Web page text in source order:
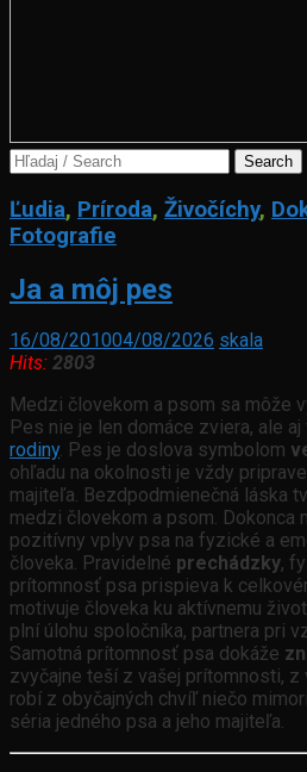
Search
Ľudia, Príroda, Živočíchy,
Fotografie
Ja a môj pes
16/08/201004/08/2026 skala
Hits: 2803
Medzi človekom a psom sa môže
Pes nie je len domáce zviera, ale
rodiny. Pes je doslova symbolom
ohľadu na okolnosti je vždy
majiteľa. Bezdpodmienečná láska
medzi človekom a psom. Dokonca
pozitívny vplyv psa na fyzické a
človeka. Pravidelné prechádzky,
prítomnosť psa prispieva k
motivuje človeka ku aktívnemu
plní úlohu spoločníka, partnera pri
Samotná prítomnosť psa dokáže
zvyčajne teší z vašej prítomnosti, z
robí z obyčajných chvíľ niečo
séria jedného psa a jeho majiteľa.